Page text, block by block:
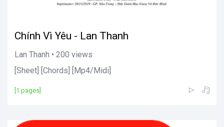
Chính Vì Yêu - Lan Thanh
Lan Thanh • 200 views
[Sheet] [Chords] [Mp4/Midi]
[1 pages]